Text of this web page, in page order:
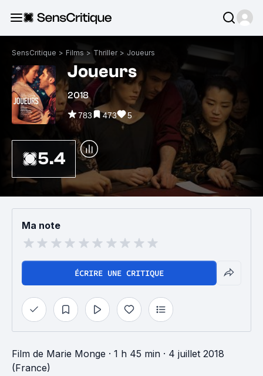
SensCritique > Films > Thriller > Joueurs
Joueurs
2018
783 473 5
5.4
Ma note
ÉCRIRE UNE CRITIQUE
Film de Marie Monge · 1 h 45 min · 4 juillet 2018
(France)